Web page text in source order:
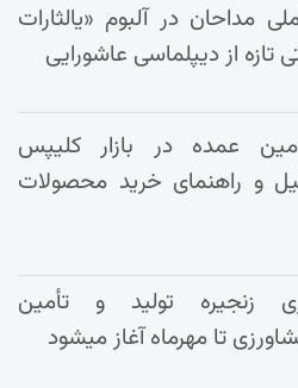
مداحان در آلبوم «یالثارات
تازه از دیپلماسی عاشورایی
عمده در بازار کلیپس
و راهنمای خرید محصولات
زنجیره تولید و تأمین
تا مهرماه آغاز میشود